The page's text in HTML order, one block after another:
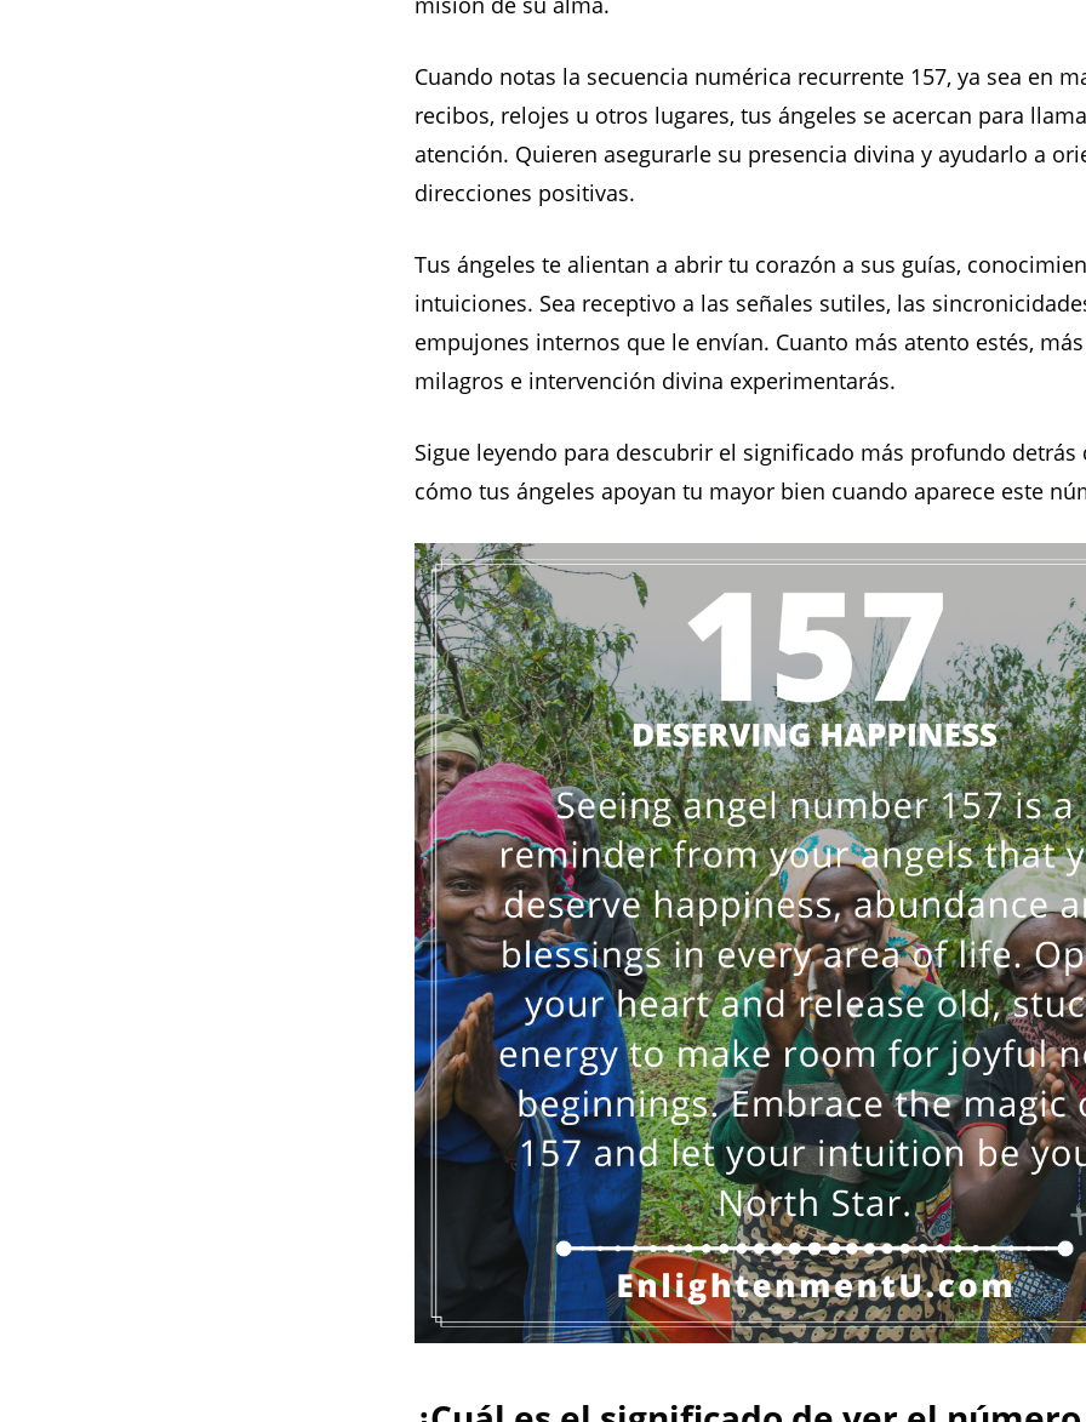
Cuando notas la secuencia numérica recurrente 157, ya sea en
recibos, relojes u otros lugares, tus ángeles se acercan para
atención. Quieren asegurarle su presencia divina y ayudarlo a
direcciones positivas.
Tus ángeles te alientan a abrir tu corazón a sus guías,
intuiciones. Sea receptivo a las señales sutiles, las
empujones internos que le envían. Cuanto más atento estés,
milagros e intervención divina experimentarás.
Sigue leyendo para descubrir el significado más profundo detrás
cómo tus ángeles apoyan tu mayor bien cuando aparece este